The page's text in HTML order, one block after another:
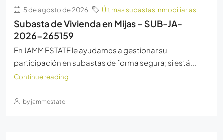
5 de agosto de 2026 Últimas subastas inmobiliarias
Subasta de Vivienda en Mijas – SUB-JA-
2026-265159
En JAMM ESTATE le ayudamos a gestionar su
participación en subastas de forma segura; si está...
Continue reading
by jammestate